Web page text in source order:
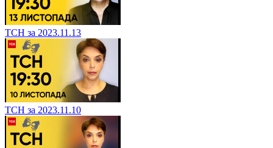
ТСН за 2023.11.13
ТСН за 2023.11.10